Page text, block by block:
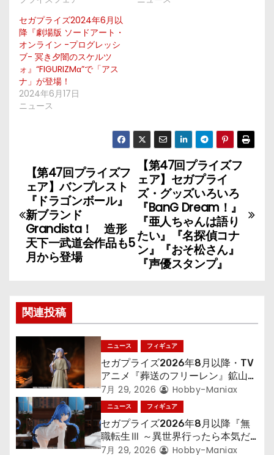
セガプライズ2024年6月以
降『劇場版 ソードアート・
オンライン -プログレッシ
ブ- 冥き夕闇のスケルツ
ォ』“FIGURIZMα”で「アス
ナ」が登場！
2024年6月17日
ニュース
投
稿
ナ
ビ
ー
シ
ョ
ン
【第47回プライズフ
ェア】セガプライ
ズ・グッズいろいろ
『BanG Dream！』
『亜人ちゃんは語り
たい』『名探偵コナ
ン』『おそ松さん』
『声優スタンプ』
【第47回プライズフ
ェア】バンプレスト
『ドラゴンボール』
新ブランド
Grandista！ 造形
天下一武道会作品も5
月から登場
関連投稿
ニュース フィギュア
セガプライズ2026年8月以降・TV
アニメ『葬送のフリーレン』鉱山で
300年働くことになっっちゃった
「フリーレン」を立体化！
7月 29, 2026 Hobby-Maniax
ニュース フィギュア
セガプライズ2026年8月以降『無
職転生Ⅲ ～異世界行ったら本気だ
す～』から「ロキシー」のフィギュ
7月 29, 2026 Hobby-Maniax